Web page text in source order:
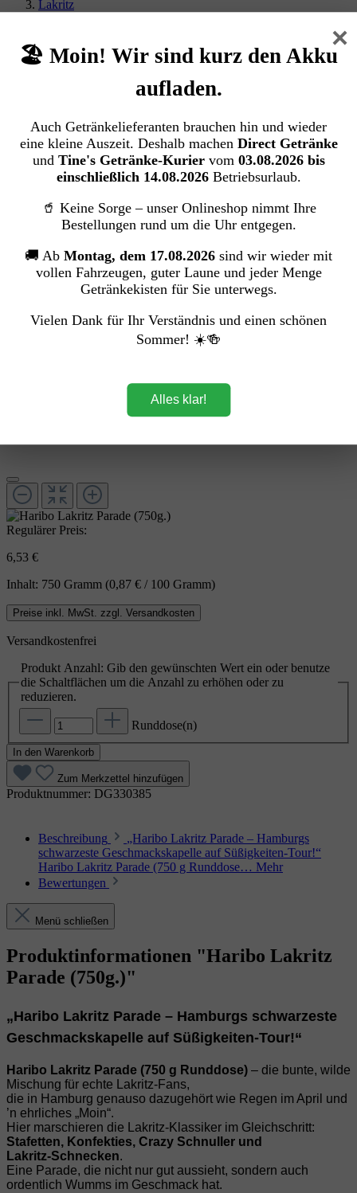
Lakritz
Regulärer Preis:
6,53 €
Inhalt: 750 Gramm (0,87 € / 100 Gramm)
Preise inkl. MwSt. zzgl. Versandkosten
Versandkostenfrei
Produkt Anzahl: Gib den gewünschten Wert ein oder benutze
die Schaltflächen um die Anzahl zu erhöhen oder zu
reduzieren.
Runddose(n)
In den Warenkorb
Zum Merkzettel hinzufügen
Produktnummer: DG330385
Beschreibung
„Haribo Lakritz Parade – Hamburgs
schwarzeste Geschmackskapelle auf Süßigkeiten‑Tour!“
Haribo Lakritz Parade (750 g Runddose… Mehr
Bewertungen
Menü schließen
Produktinformationen "Haribo Lakritz
Parade (750g.)"
„Haribo Lakritz Parade – Hamburgs schwarzeste
Geschmackskapelle auf Süßigkeiten‑Tour!“
Haribo Lakritz Parade (750 g Runddose) – die bunte, wilde
Mischung für echte Lakritz‑Fans,
die in Hamburg genauso dazugehört wie Regen im April und
’n ehrliches „Moin“.
Hier marschieren die Lakritz‑Klassiker im Gleichschritt:
Stafetten, Konfekties, Crazy Schnuller und
Lakritz‑Schnecken.
Eine Parade, die nicht nur gut aussieht, sondern auch
ordentlich Wumms im Geschmack hat.
×
🏖️ Moin! Wir sind kurz den Akku
aufladen.
Auch Getränkelieferanten brauchen hin und wieder
eine kleine Auszeit. Deshalb machen Direct Getränke
und Tine's Getränke-Kuriervom 03.08.2026 bis
einschließlich 14.08.2026Betriebsurlaub.
🥤 Keine Sorge – unser Onlineshop nimmt Ihre
Bestellungen rund um die Uhr entgegen.
🚚 Ab Montag, dem 17.08.2026 sind wir wieder mit
vollen Fahrzeugen, guter Laune und jeder Menge
Getränkekisten für Sie unterwegs.
Vielen Dank für Ihr Verständnis und einen schönen
Sommer! ☀️🍻
Alles klar!